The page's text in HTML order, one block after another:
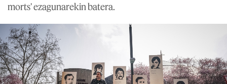
morts' ezagunarekin batera.